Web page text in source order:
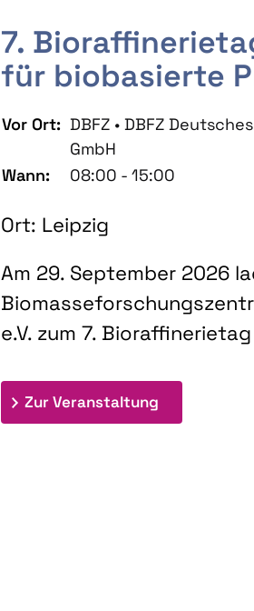
7.
für biobasierte
Vor Ort: DBFZ • DBFZ
GmbH
Wann:
08:00 - 15:00
Ort: Leipzig
Am 29. September 2026
e.V. zum 7.
Zur Veranstaltung: 7.